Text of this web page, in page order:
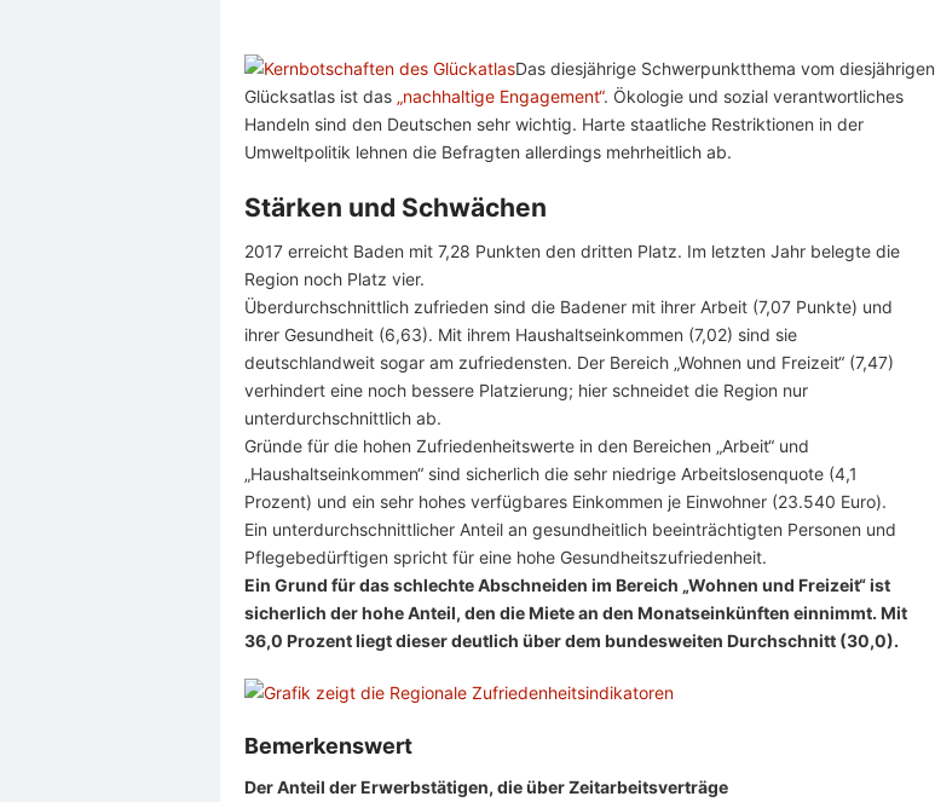
Das diesjährige Schwerpunktthema vom diesjährigen
Glücksatlas ist das „nachhaltige Engagement“. Ökologie und sozial verantwortliches
Handeln sind den Deutschen sehr wichtig. Harte staatliche Restriktionen in der
Umweltpolitik lehnen die Befragten allerdings mehrheitlich ab.
Stärken und Schwächen
2017 erreicht Baden mit 7,28 Punkten den dritten Platz. Im letzten Jahr belegte die
Region noch Platz vier.
Überdurchschnittlich zufrieden sind die Badener mit ihrer Arbeit (7,07 Punkte) und
ihrer Gesundheit (6,63). Mit ihrem Haushaltseinkommen (7,02) sind sie
deutschlandweit sogar am zufriedensten. Der Bereich „Wohnen und Freizeit“ (7,47)
verhindert eine noch bessere Platzierung; hier schneidet die Region nur
unterdurchschnittlich ab.
Gründe für die hohen Zufriedenheitswerte in den Bereichen „Arbeit“ und
„Haushaltseinkommen“ sind sicherlich die sehr niedrige Arbeitslosenquote (4,1
Prozent) und ein sehr hohes verfügbares Einkommen je Einwohner (23.540 Euro).
Ein unterdurchschnittlicher Anteil an gesundheitlich beeinträchtigten Personen und
Pflegebedürftigen spricht für eine hohe Gesundheitszufriedenheit.
Ein Grund für das schlechte Abschneiden im Bereich „Wohnen und Freizeit“ ist
sicherlich der hohe Anteil, den die Miete an den Monatseinkünften einnimmt. Mit
36,0 Prozent liegt dieser deutlich über dem bundesweiten Durchschnitt (30,0).
Bemerkenswert
Der Anteil der Erwerbstätigen, die über Zeitarbeitsverträge